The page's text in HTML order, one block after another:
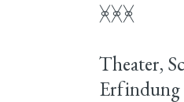
ᚸᚸᚸ
Theater,
Erfindung